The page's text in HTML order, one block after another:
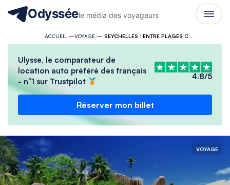
Odysséele média des voyageurs
ACCUEIL —VOYAGE— SEYCHELLES : ENTRE PLAGES CRISTALLINES ET MERVEILLES NATURELLES DE L’ARCHIPEL
Ulysse, le comparateur de
location auto préféré des français
- n°1 sur Trustpilot
4.8/5
Réserver mon billet
VOYAGE